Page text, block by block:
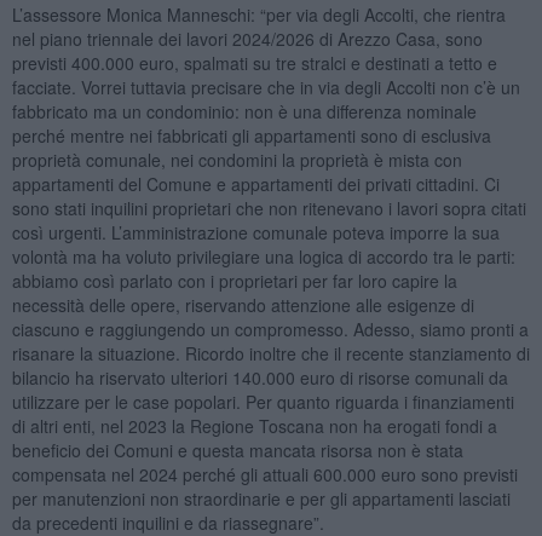
L’assessore Monica Manneschi: “per via degli Accolti, che rientra
nel piano triennale dei lavori 2024/2026 di Arezzo Casa, sono
previsti 400.000 euro, spalmati su tre stralci e destinati a tetto e
facciate. Vorrei tuttavia precisare che in via degli Accolti non c’è un
fabbricato ma un condominio: non è una differenza nominale
perché mentre nei fabbricati gli appartamenti sono di esclusiva
proprietà comunale, nei condomini la proprietà è mista con
appartamenti del Comune e appartamenti dei privati cittadini. Ci
sono stati inquilini proprietari che non ritenevano i lavori sopra citati
così urgenti. L’amministrazione comunale poteva imporre la sua
volontà ma ha voluto privilegiare una logica di accordo tra le parti:
abbiamo così parlato con i proprietari per far loro capire la
necessità delle opere, riservando attenzione alle esigenze di
ciascuno e raggiungendo un compromesso. Adesso, siamo pronti a
risanare la situazione. Ricordo inoltre che il recente stanziamento di
bilancio ha riservato ulteriori 140.000 euro di risorse comunali da
utilizzare per le case popolari. Per quanto riguarda i finanziamenti
di altri enti, nel 2023 la Regione Toscana non ha erogati fondi a
beneficio dei Comuni e questa mancata risorsa non è stata
compensata nel 2024 perché gli attuali 600.000 euro sono previsti
per manutenzioni non straordinarie e per gli appartamenti lasciati
da precedenti inquilini e da riassegnare”.